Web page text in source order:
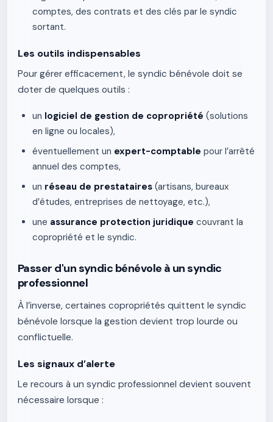
comptes, des contrats et des clés par le syndic
sortant.
Les outils indispensables
Pour gérer efficacement, le syndic bénévole doit se
doter de quelques outils :
un logiciel de gestion de copropriété (solutions
en ligne ou locales),
éventuellement un expert-comptable pour l’arrêté
annuel des comptes,
un réseau de prestataires (artisans, bureaux
d’études, entreprises de nettoyage, etc.),
une assurance protection juridique couvrant la
copropriété et le syndic.
Passer d'un syndic bénévole à un syndic
professionnel
À l’inverse, certaines copropriétés quittent le syndic
bénévole lorsque la gestion devient trop lourde ou
conflictuelle.
Les signaux d’alerte
Le recours à un syndic professionnel devient souvent
nécessaire lorsque :